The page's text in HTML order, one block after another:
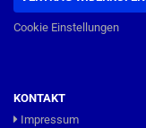
Cookie Einstellungen
KONTAKT
Impressum